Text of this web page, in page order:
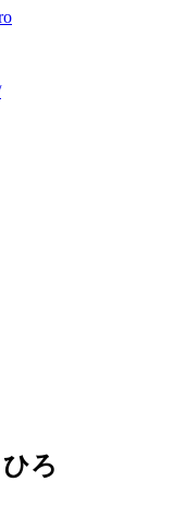
ろ